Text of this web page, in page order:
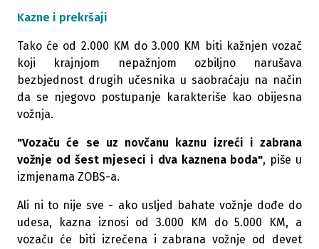
Kazne i prekršaji
Tako će od 2.000 KM do 3.000 KM biti kažnjen vozač
koji krajnjom nepažnjom ozbiljno narušava
bezbjednost drugih učesnika u saobraćaju na način
da se njegovo postupanje karakteriše kao obijesna
vožnja.
"Vozaču će se uz novčanu kaznu izreći i zabrana
vožnje od šest mjeseci i dva kaznena boda", piše u
izmjenama ZOBS-a.
Ali ni to nije sve - ako usljed bahate vožnje dođe do
udesa, kazna iznosi od 3.000 KM do 5.000 KM, a
vozaču će biti izrečena i zabrana vožnje od devet